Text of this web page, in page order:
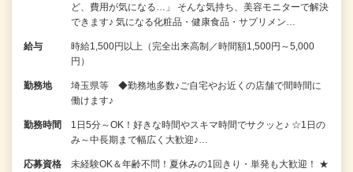
ど、費用が気になる…」 そんな気持ち、美容モニターで解決
できます♪ 気になる化粧品・健康食品・サプリメン…
給与
時給1,500円以上（完全出来高制／時間額1,500円～5,000
円）
勤務地
埼玉県等 ◆勤務地多数♪ご自宅やお近くの店舗で間時間に
働けます♪
勤務時間
1日5分～OK！好きな時間やスキマ時間でサクッと♪ ☆1日の
み～中長期まで幅広く大歓迎♪…
応募資格
未経験OK＆年齢不問！夏休みの1回きり・単発も大歓迎！ ★